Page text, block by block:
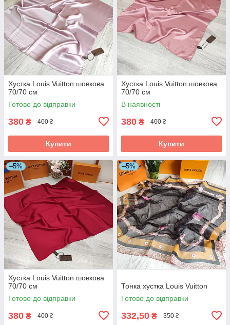
Хустка Louis Vuitton шовкова
70/70 см
Готово до відправки
380 ₴ 400 ₴
Купити
Хустка Louis Vuitton шовкова
70/70 см
В наявності
380 ₴ 400 ₴
Купити
–5%
Хустка Louis Vuitton шовкова
70/70 см
Готово до відправки
380 ₴ 400 ₴
–5%
Тонка хустка Louis Vuitton
Готово до відправки
332,50 ₴ 350 ₴